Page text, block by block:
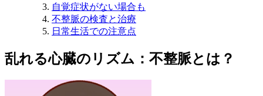
自覚症状がない場合も
不整脈の検査と治療
日常生活での注意点
乱れる心臓のリズム：不整脈とは？